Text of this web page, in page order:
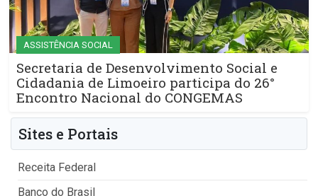
ASSISTÊNCIA SOCIAL
Secretaria de Desenvolvimento Social e
Cidadania de Limoeiro participa do 26°
Encontro Nacional do CONGEMAS
Sites e Portais
Receita Federal
Banco do Brasil